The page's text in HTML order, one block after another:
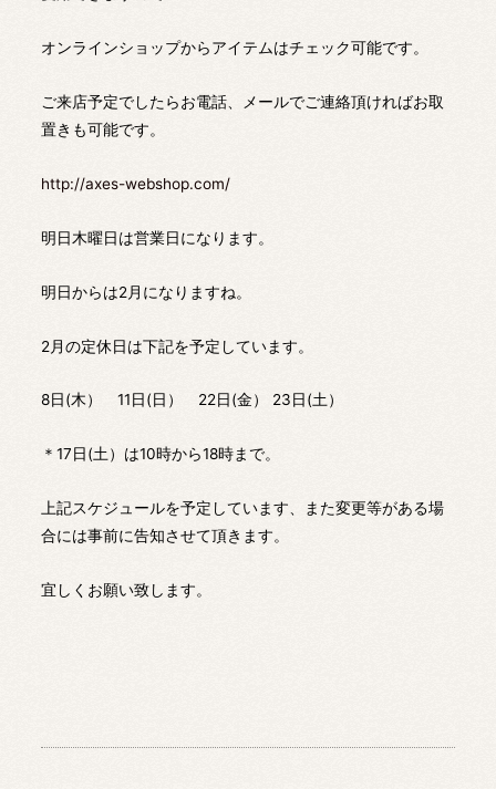
オンラインショップからアイテムはチェック可能です。
ご来店予定でしたらお電話、メールでご連絡頂ければお取
置きも可能です。
http://axes-webshop.com/
明日木曜日は営業日になります。
明日からは2月になりますね。
2月の定休日は下記を予定しています。
8日(木） 11日(日） 22日(金） 23日(土）
＊17日(土）は10時から18時まで。
上記スケジュールを予定しています、また変更等がある場
合には事前に告知させて頂きます。
宜しくお願い致します。